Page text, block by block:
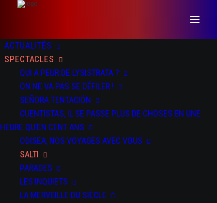
ACTUALITÉS
SPECTACLES
QUI A PEUR DE LYSISTRATA ?
ON NE VA PAS SE DÉFILER !
SEÑORA TENTACIÓN
CUENTISTAS, IL SE PASSE PLUS DE CHOSES EN UNE
HEURE QU’EN CENT ANS
ODISEA, NOS VOYAGES AVEC VOUS
SALTI
PARADES
LES INQUIETS
LA MERVEILLE DU SIÈCLE
DATES DOSSIER PRESSE TEASER
DU 13 AU 14 NOV 2025
Rencontres Chorégraphiques Internationales de Seine Saint-
Denis à Bondy et Pantin
DU 19 AU 22 NOV 2025